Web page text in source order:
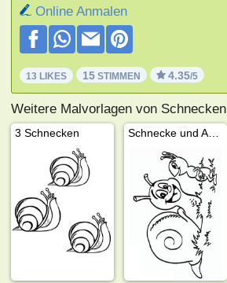
Online Anmalen
13 LIKES 15 STIMMEN 4.35/5
Weitere Malvorlagen von Schnecken
3 Schnecken